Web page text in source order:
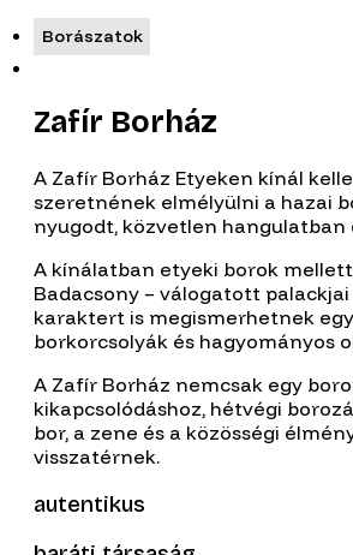
Borászatok
Zafír Borház
A Zafír Borház Etyeken kínál
szeretnének elmélyülni a hazai
nyugodt, közvetlen
A kínálatban etyeki borok mellett
Badacsony – válogatott
karaktert is megismerhetnek
borkorcsolyák és hagyományos
A Zafír Borház nemcsak egy
kikapcsolódáshoz, hétvégi
bor, a zene és a közösségi
visszatérnek.
autentikus